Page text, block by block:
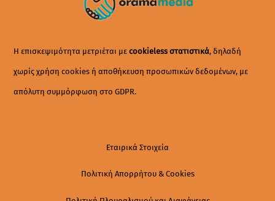
To
Η επισκεψιμότητα μετριέται μεcookieless στατιστικά, δηλαδή
χωρίς χρήση cookies ή αποθήκευση προσωπικών δεδομένων, με
απόλυτη συμμόρφωση στο GDPR.
Εταιρικά Στοιχεία
Πολιτική Απορρήτου & Cookies